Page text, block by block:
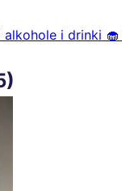
alkohole i drinki 🧁